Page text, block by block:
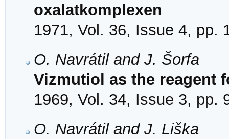
oxalatkomplexen
1971, Vol. 36, Issue 4, pp.
O. Navrátil and J. Šorfa
Vizmutiol as the reagent
1969, Vol. 34, Issue 3, pp.
O. Navrátil and J. Liška